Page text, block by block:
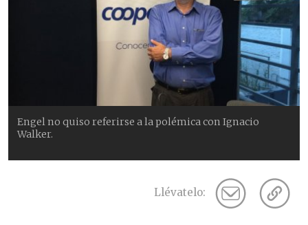
Engel no quiso referirse a la polémica con Ignacio
Walker.
Llévatelo: